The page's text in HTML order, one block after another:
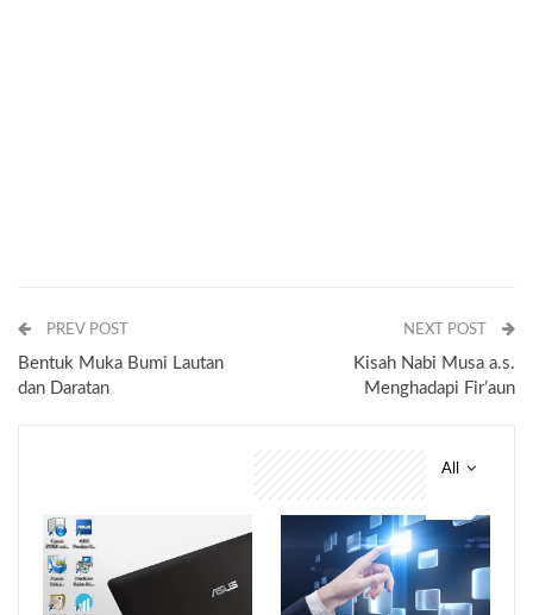
PREV POST
Bentuk Muka Bumi Lautan
dan Daratan
NEXT POST
Kisah Nabi Musa a.s.
Menghadapi Fir’aun
All